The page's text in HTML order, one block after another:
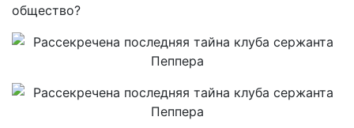
общество?